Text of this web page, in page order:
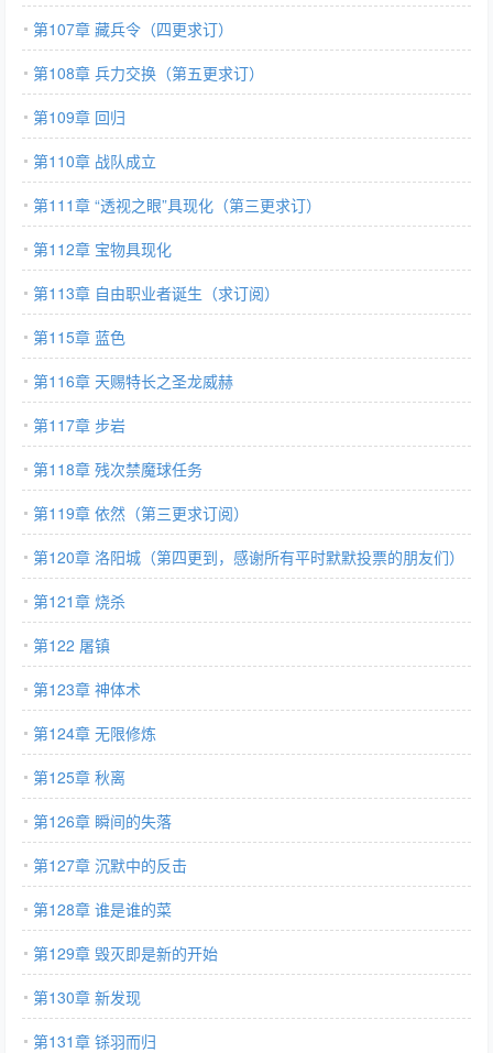
第107章 藏兵令（四更求订）
第108章 兵力交换（第五更求订）
第109章 回归
第110章 战队成立
第111章 “透视之眼”具现化（第三更求订）
第112章 宝物具现化
第113章 自由职业者诞生（求订阅）
第115章 蓝色
第116章 天赐特长之圣龙威赫
第117章 步岩
第118章 残次禁魔球任务
第119章 依然（第三更求订阅）
第120章 洛阳城（第四更到，感谢所有平时默默投票的朋友们）
第121章 烧杀
第122 屠镇
第123章 神体术
第124章 无限修炼
第125章 秋离
第126章 瞬间的失落
第127章 沉默中的反击
第128章 谁是谁的菜
第129章 毁灭即是新的开始
第130章 新发现
第131章 铩羽而归